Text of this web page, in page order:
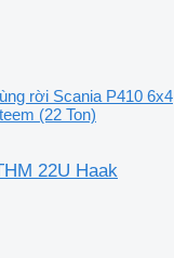
rời Scania P410 6x4
(22 Ton)
22U Haak